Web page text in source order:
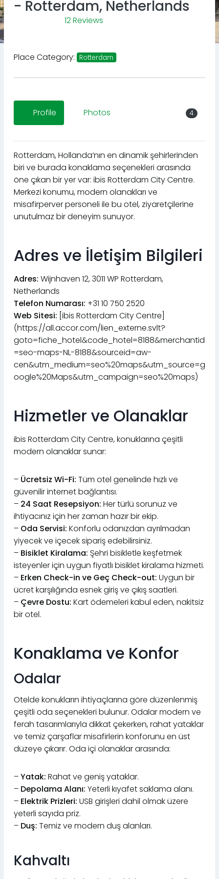
- Rotterdam, Netherlands
12 Reviews
Place Category: Rotterdam
Profile Photos 4
Rotterdam, Hollanda’nın en dinamik şehirlerinden
biri ve burada konaklama seçenekleri arasında
öne çıkan bir yer var: ibis Rotterdam City Centre.
Merkezi konumu, modern olanakları ve
misafirperver personeli ile bu otel, ziyaretçilerine
unutulmaz bir deneyim sunuyor.
Adres ve İletişim Bilgileri
Adres: Wijnhaven 12, 3011 WP Rotterdam,
Netherlands
Telefon Numarası: +31 10 750 2520
Web Sitesi: [ibis Rotterdam City Centre]
(https://all.accor.com/lien_externe.svlt?
goto=fiche_hotel&code_hotel=8188&merchantid
=seo-maps-NL-8188&sourceid=aw-
cen&utm_medium=seo%20maps&utm_source=g
oogle%20Maps&utm_campaign=seo%20maps)
Hizmetler ve Olanaklar
ibis Rotterdam City Centre, konuklarına çeşitli
modern olanaklar sunar:
– Ücretsiz Wi-Fi: Tüm otel genelinde hızlı ve
güvenilir internet bağlantısı.
– 24 Saat Resepsiyon: Her türlü sorunuz ve
ihtiyacınız için her zaman hazır bir ekip.
– Oda Servisi: Konforlu odanızdan ayrılmadan
yiyecek ve içecek sipariş edebilirsiniz.
– Bisiklet Kiralama: Şehri bisikletle keşfetmek
isteyenler için uygun fiyatlı bisiklet kiralama hizmeti.
– Erken Check-in ve Geç Check-out: Uygun bir
ücret karşılığında esnek giriş ve çıkış saatleri.
– Çevre Dostu: Kart ödemeleri kabul eden, nakitsiz
bir otel.
Konaklama ve Konfor
Odalar
Otelde konukların ihtiyaçlarına göre düzenlenmiş
çeşitli oda seçenekleri bulunur. Odalar modern ve
ferah tasarımlarıyla dikkat çekerken, rahat yataklar
ve temiz çarşaflar misafirlerin konforunu en üst
düzeye çıkarır. Oda içi olanaklar arasında:
–Yatak: Rahat ve geniş yataklar.
– Depolama Alanı: Yeterli kıyafet saklama alanı.
– Elektrik Prizleri: USB girişleri dahil olmak üzere
yeterli sayıda priz.
– Duş: Temiz ve modern duş alanları.
Kahvaltı